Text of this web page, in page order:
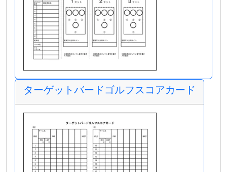
ターゲットバードゴルフスコアカード